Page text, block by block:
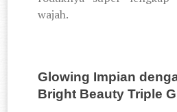
wajah.
Glowing Impian
Bright Beauty Triple